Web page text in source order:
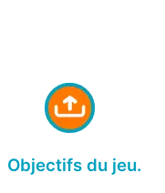
Objectifs du jeu.